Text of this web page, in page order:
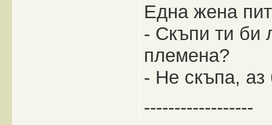
Eдна жена
- Скъпи ти би
племена?
- Не скъпа, аз
------------------